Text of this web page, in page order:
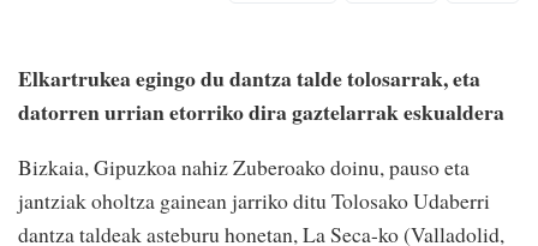
Elkartrukea egingo du dantza talde tolosarrak, eta
datorren urrian etorriko dira gaztelarrak eskualdera
Bizkaia, Gipuzkoa nahiz Zuberoako doinu, pauso eta
jantziak oholtza gainean jarriko ditu Tolosako Udaberri
dantza taldeak asteburu honetan, La Seca-ko (Valladolid,